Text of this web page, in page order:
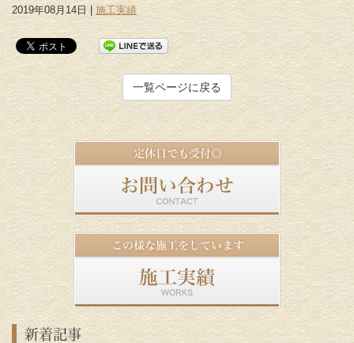
2019年08月14日 | 施工実績
一覧ページに戻る
新着記事